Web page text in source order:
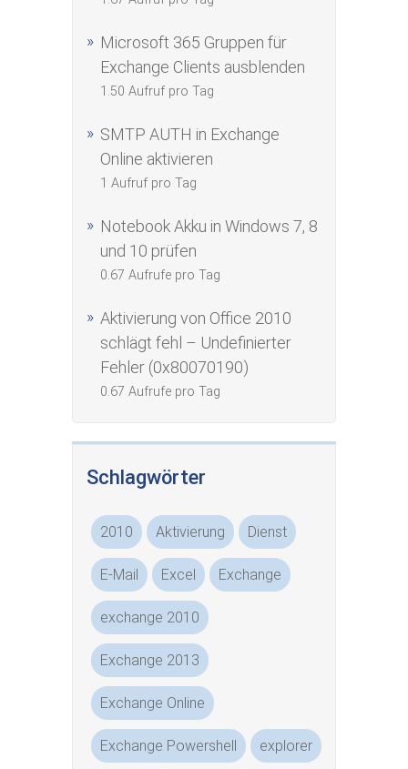
Microsoft 365 Gruppen für
Exchange Clients ausblenden
1.50 Aufruf pro Tag
SMTP AUTH in Exchange
Online aktivieren
1 Aufruf pro Tag
Notebook Akku in Windows 7, 8
und 10 prüfen
0.67 Aufrufe pro Tag
Aktivierung von Office 2010
schlägt fehl – Undefinierter
Fehler (0x80070190)
0.67 Aufrufe pro Tag
Schlagwörter
2010 Aktivierung Dienst
E-Mail Excel Exchange
exchange 2010
Exchange 2013
Exchange Online
Exchange Powershell explorer